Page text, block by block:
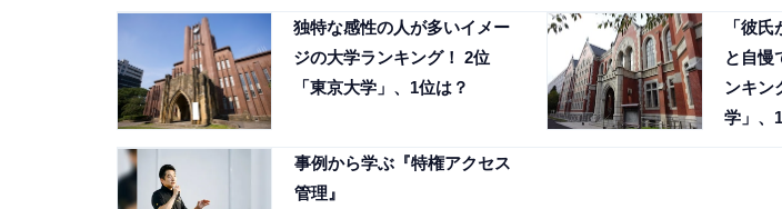
独特な感性の人が多いイメー
ジの大学ランキング！ 2位
「東京大学」、1位は？
「彼
と自慢
ンキン
学」、
事例から学ぶ『特権アクセス
管理』